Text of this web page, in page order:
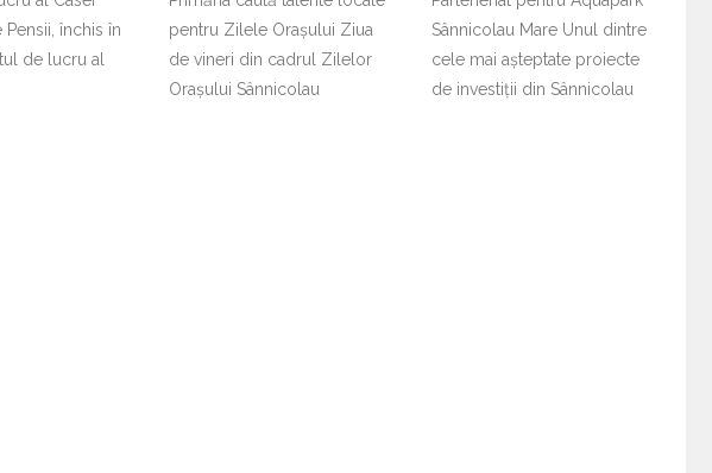
Pensii, închis în
de lucru al
pentru Zilele Orașului Ziua
de vineri din cadrul Zilelor
Orașului Sânnicolau
Sânnicolau Mare Unul dintre
cele mai așteptate proiecte
de investiții din Sânnicolau